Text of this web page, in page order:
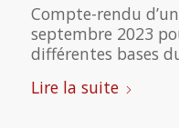
Compte-rendu
septembre 2023
différentes bases
Lire la suite